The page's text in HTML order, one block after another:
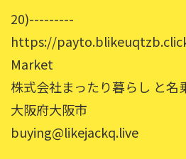
20)---------
https://
Market
株式会社まったり暮らし と名
大阪府大阪市
buying@likejackq.live